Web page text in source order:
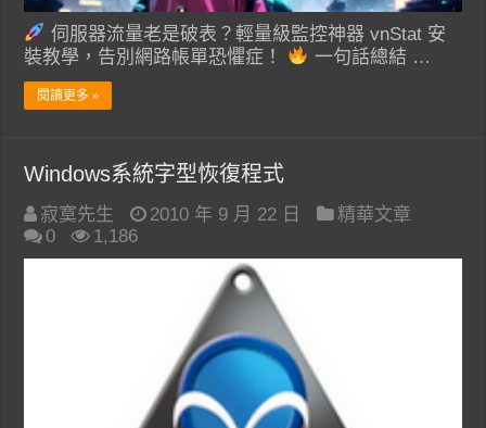
伺服器流量老是破表？輕量級監控神器 vnStat 安
裝教學，告別網路帳單恐懼症！
一句話總結 …
閱讀更多 »
Windows系統字型恢復程式
寂寞先生 2010 年 9 月 22 日
精華文章
0
1,186